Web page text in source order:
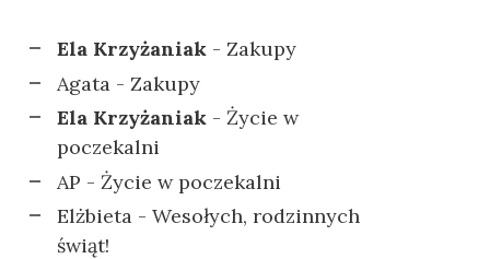
Ela Krzyżaniak - Zakupy
Agata - Zakupy
Ela Krzyżaniak - Życie w
poczekalni
AP - Życie w poczekalni
Elżbieta - Wesołych, rodzinnych
świąt!